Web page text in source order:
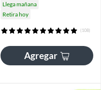
Llega mañana
Retira hoy
(108)
Agregar